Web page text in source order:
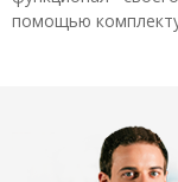
помощью